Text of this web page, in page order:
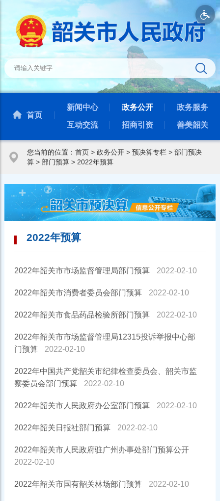
首页
新闻中心 政务公开 政务服务
互动交流 招商引资 善美韶关
您当前的位置： 首页> 政务公开> 预决算专栏> 部门预决
算> 部门预算> 2022年预算
2022年预算
2022年韶关市市场监督管理局部门预算 2022-02-10
2022年韶关市消费者委员会部门预算 2022-02-10
2022年韶关市食品药品检验所部门预算 2022-02-10
2022年韶关市市场监督管理局12315投诉举报中心部
门预算
2022-02-10
2022年中国共产党韶关市纪律检查委员会、韶关市监
察委员会部门预算
2022-02-10
2022年韶关市人民政府办公室部门预算 2022-02-10
2022年韶关日报社部门预算 2022-02-10
2022年韶关市人民政府驻广州办事处部门预算公开
2022-02-10
2022年韶关市国有韶关林场部门预算 2022-02-10